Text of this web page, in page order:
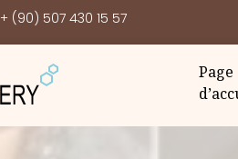
+ (90) 507 430 15 57
Page